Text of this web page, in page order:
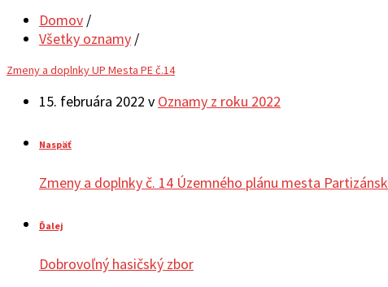
Domov /
Všetky oznamy /
Zmeny a doplnky UP Mesta PE č.14
15. februára 2022 v Oznamy z roku 2022
Naspäť
Zmeny a doplnky č. 14 Územného plánu mesta
Ďalej
Dobrovoľný hasičský zbor